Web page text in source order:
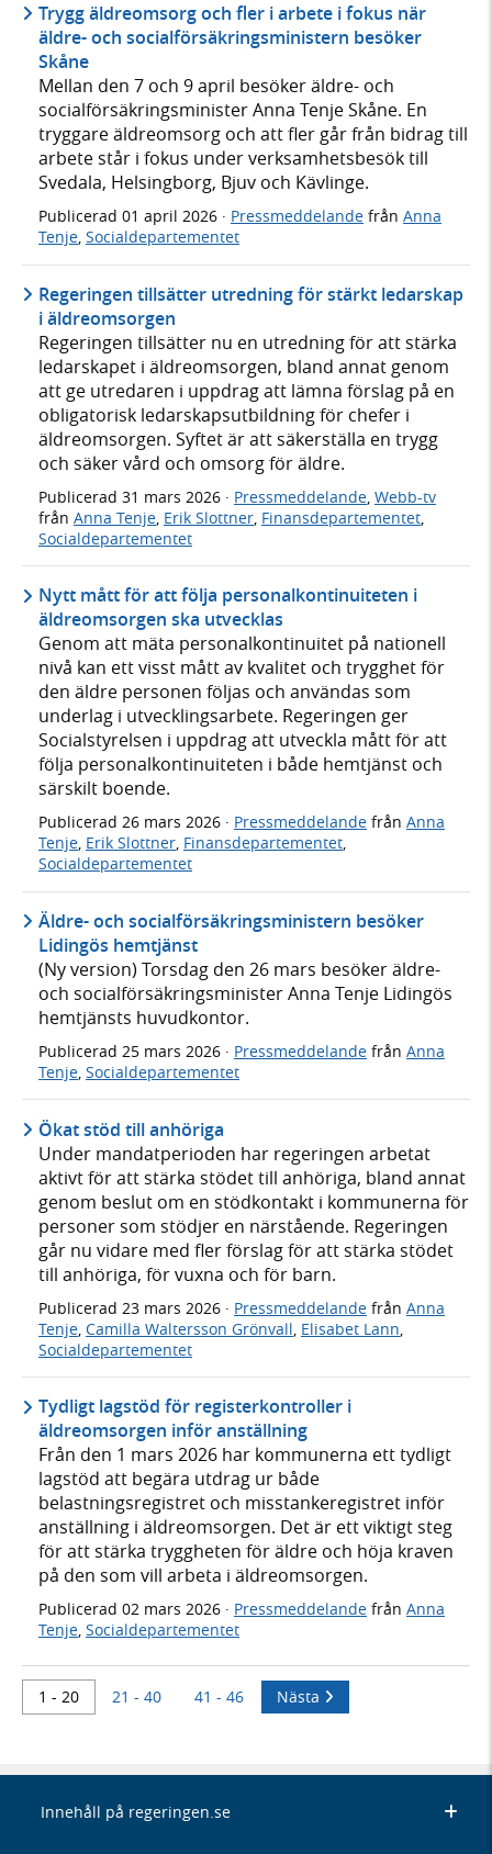
Trygg äldreomsorg och fler i arbete i fokus när
äldre- och socialförsäkringsministern besöker
Skåne
Mellan den 7 och 9 april besöker äldre- och
socialförsäkringsminister Anna Tenje Skåne. En
tryggare äldreomsorg och att fler går från bidrag till
arbete står i fokus under verksamhetsbesök till
Svedala, Helsingborg, Bjuv och Kävlinge.
Publicerad 01 april 2026 · Pressmeddelande från Anna
Tenje, Socialdepartementet
Regeringen tillsätter utredning för stärkt ledarskap
i äldreomsorgen
Regeringen tillsätter nu en utredning för att stärka
ledarskapet i äldreomsorgen, bland annat genom
att ge utredaren i uppdrag att lämna förslag på en
obligatorisk ledarskapsutbildning för chefer i
äldreomsorgen. Syftet är att säkerställa en trygg
och säker vård och omsorg för äldre.
Publicerad 31 mars 2026 · Pressmeddelande, Webb-tv
från Anna Tenje, Erik Slottner, Finansdepartementet,
Socialdepartementet
Nytt mått för att följa personalkontinuiteten i
äldreomsorgen ska utvecklas
Genom att mäta personalkontinuitet på nationell
nivå kan ett visst mått av kvalitet och trygghet för
den äldre personen följas och användas som
underlag i utvecklingsarbete. Regeringen ger
Socialstyrelsen i uppdrag att utveckla mått för att
följa personalkontinuiteten i både hemtjänst och
särskilt boende.
Publicerad 26 mars 2026 · Pressmeddelande från Anna
Tenje, Erik Slottner, Finansdepartementet,
Socialdepartementet
Äldre- och socialförsäkringsministern besöker
Lidingös hemtjänst
(Ny version) Torsdag den 26 mars besöker äldre-
och socialförsäkringsminister Anna Tenje Lidingös
hemtjänsts huvudkontor.
Publicerad 25 mars 2026 · Pressmeddelande från Anna
Tenje, Socialdepartementet
Ökat stöd till anhöriga
Under mandatperioden har regeringen arbetat
aktivt för att stärka stödet till anhöriga, bland annat
genom beslut om en stödkontakt i kommunerna för
personer som stödjer en närstående. Regeringen
går nu vidare med fler förslag för att stärka stödet
till anhöriga, för vuxna och för barn.
Publicerad 23 mars 2026 · Pressmeddelande från Anna
Tenje Camilla Waltersson Grönvall Elisabet Lann
Socialdepartementet
Tydligt lagstöd för registerkontroller i
äldreomsorgen inför anställning
Från den 1 mars 2026 har kommunerna ett tydligt
lagstöd att begära utdrag ur både
belastningsregistret och misstankeregistret inför
anställning i äldreomsorgen. Det är ett viktigt steg
för att stärka tryggheten för äldre och höja kraven
på den som vill arbeta i äldreomsorgen.
Publicerad 02 mars 2026 · Pressmeddelande från Anna
Tenje, Socialdepartementet
1 - 20 21 - 40 41 - 46 Nästa
Innehåll på regeringen.se